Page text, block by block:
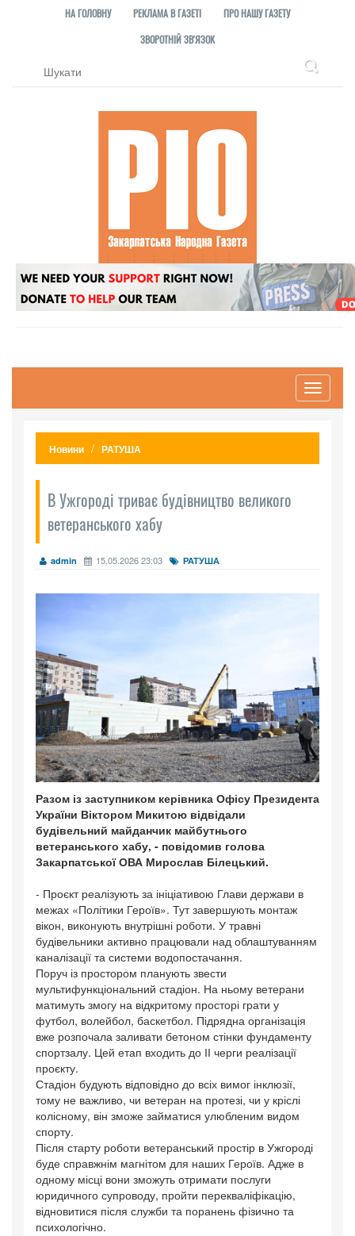
НА ГОЛОВНУ РЕКЛАМА В ГАЗЕТІ
ПРО НАШУ ГАЗЕТУ
ЗВОРОТНІЙ ЗВ'ЯЗОК
Toggle
Новини РАТУША
В Ужгороді триває будівництво великого
ветеранського хабу
admin 15.05.2026 23:03 РАТУША
Разом із заступником керівника Офісу Президента
України Віктором Микитою відвідали
будівельний майданчик майбутнього
ветеранського хабу, - повідомив голова
Закарпатської ОВА Мирослав Білецький.
- Проєкт реалізують за ініціативою Глави держави в
межах «Політики Героїв». Тут завершують монтаж
вікон, виконують внутрішні роботи. У травні
будівельники активно працювали над облаштуванням
каналізації та системи водопостачання.
Поруч із простором планують звести
мультифункціональний стадіон. На ньому ветерани
матимуть змогу на відкритому просторі грати у
футбол, волейбол, баскетбол. Підрядна організація
вже розпочала заливати бетоном стінки фундаменту
спортзалу. Цей етап входить до ІІ черги реалізації
проєкту.
Стадіон будують відповідно до всіх вимог інклюзії,
тому не важливо, чи ветеран на протезі, чи у кріслі
колісному, він зможе займатися улюбленим видом
спорту.
Після старту роботи ветеранський простір в Ужгороді
буде справжнім магнітом для наших Героїв. Адже в
одному місці вони зможуть отримати послуги
юридичного супроводу, пройти перекваліфікацію,
відновитися після служби та поранень фізично та
психологічно.